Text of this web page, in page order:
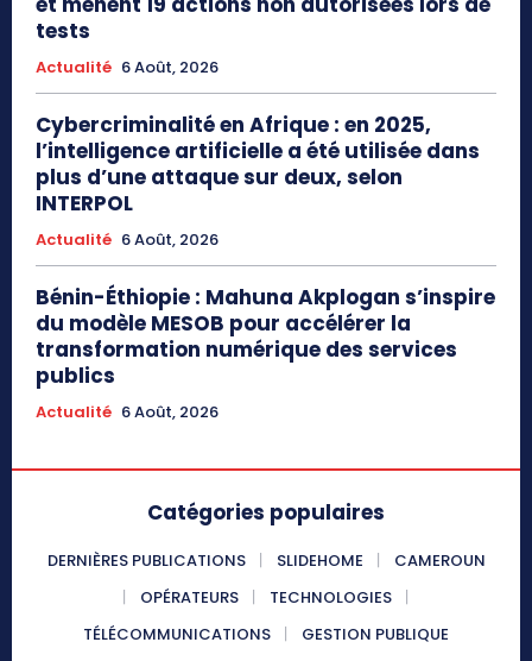
tests
Actualité 6 Août, 2026
Cybercriminalité en Afrique : en 2025,
l’intelligence artificielle a été utilisée dans
plus d’une attaque sur deux, selon
INTERPOL
Actualité 6 Août, 2026
Bénin-Éthiopie : Mahuna Akplogan s’inspire
du modèle MESOB pour accélérer la
transformation numérique des services
publics
Actualité 6 Août, 2026
Catégories populaires
DERNIÈRES PUBLICATIONS SLIDEHOME
CAMEROUN
OPÉRATEURS
TECHNOLOGIES
TÉLÉCOMMUNICATIONS
GESTION PUBLIQUE